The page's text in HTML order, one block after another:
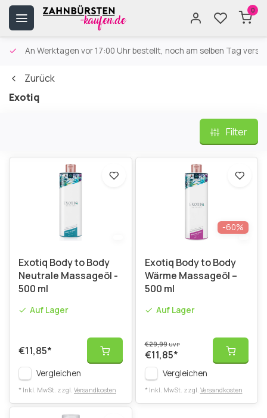
0
An Werktagen vor 17:00 Uhr bestellt, noch am selben Tag
Zurück
Exotiq
Filter
Exotiq Body to Body
Neutrale Massageöl -
500 ml
Auf Lager
€11,85*
Vergleichen
* Inkl. MwSt. zzgl. Versandkosten
-60%
Exotiq Body to Body
Wärme Massageöl –
500 ml
Auf Lager
€29,99UVP
€11,85*
Vergleichen
* Inkl. MwSt. zzgl. Versandkosten